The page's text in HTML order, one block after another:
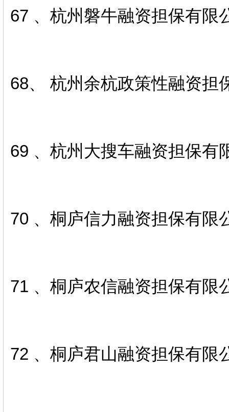
67 、杭州磐牛融资担保有限
68、 杭州余杭政策性融资担
69 、杭州大搜车融资担保有
70 、桐庐信力融资担保有限
71 、桐庐农信融资担保有限
72 、桐庐君山融资担保有限